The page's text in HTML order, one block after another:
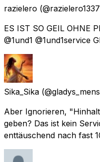
razielero
ES IST SO GEIL OHNE
@1und1 @1und1service
Sika_Sika
Aber Ignorieren,
geben? Das ist kein
enttäuschend nach fast